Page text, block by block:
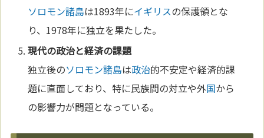
ソロモン諸島は1893年にイギリスの保護領とな
り、1978年に独立を果たした。
現代の政治と経済の課題
独立後のソロモン諸島は政治的不安定や経済的課
題に直面しており、特に民族間の対立や外国から
の影響力が問題となっている。